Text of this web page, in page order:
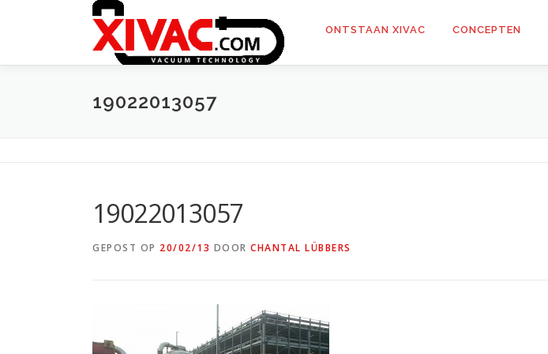
springen
ONTSTAAN XIVAC CONCEPTEN
19022013057
19022013057
GEPOST OP 20/02/13 DOOR CHANTAL LÜBBERS